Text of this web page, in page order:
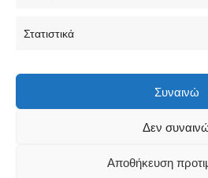
Στατιστικά
Συναινώ
Δεν
Αποθήκευση
Αν. Τσόχα